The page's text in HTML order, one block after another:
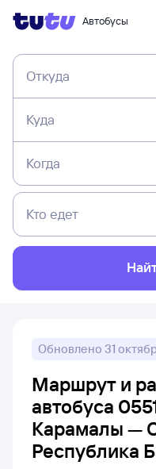
Автобусы
Откуда
Куда
Когда
Кто едет
Обновлено 31
Маршрут и
автобуса
Карамалы —
Республика